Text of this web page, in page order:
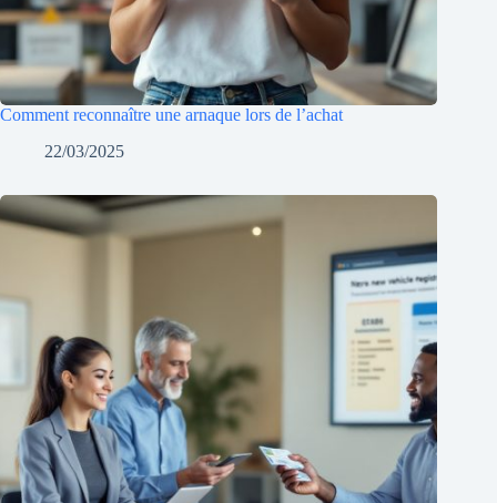
Comment reconnaître une arnaque lors de l’achat
22/03/2025